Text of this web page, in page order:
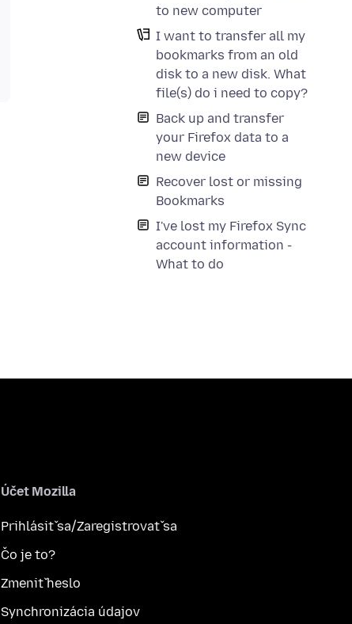
to new computer
I want to transfer all my
bookmarks from an old
disk to a new disk. What
file(s) do i need to copy?
Back up and transfer
your Firefox data to a
new device
Recover lost or missing
Bookmarks
I've lost my Firefox Sync
account information -
What to do
Účet Mozilla
Prihlásiť sa/Zaregistrovať sa
Čo je to?
Zmeniť heslo
Synchronizácia údajov